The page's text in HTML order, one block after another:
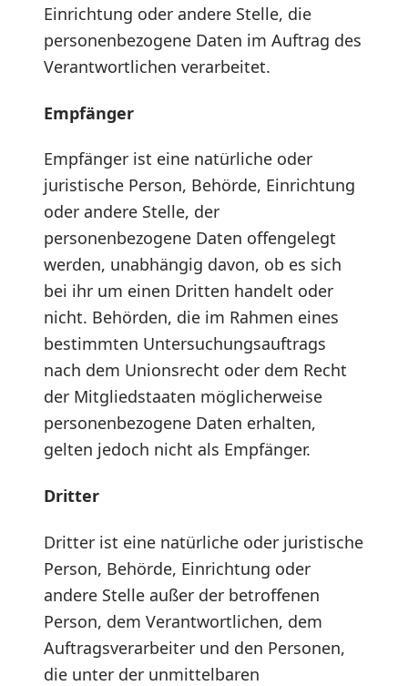
Einrichtung oder andere Stelle, die
personenbezogene Daten im Auftrag des
Verantwortlichen verarbeitet.
Empfänger
Empfänger ist eine natürliche oder
juristische Person, Behörde, Einrichtung
oder andere Stelle, der
personenbezogene Daten offengelegt
werden, unabhängig davon, ob es sich
bei ihr um einen Dritten handelt oder
nicht. Behörden, die im Rahmen eines
bestimmten Untersuchungsauftrags
nach dem Unionsrecht oder dem Recht
der Mitgliedstaaten möglicherweise
personenbezogene Daten erhalten,
gelten jedoch nicht als Empfänger.
Dritter
Dritter ist eine natürliche oder juristische
Person, Behörde, Einrichtung oder
andere Stelle außer der betroffenen
Person, dem Verantwortlichen, dem
Auftragsverarbeiter und den Personen,
die unter der unmittelbaren